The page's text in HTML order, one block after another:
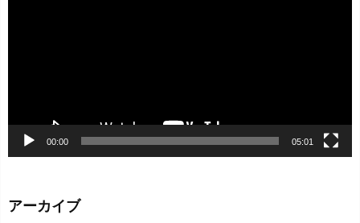
00:00 05:01
アーカイブ